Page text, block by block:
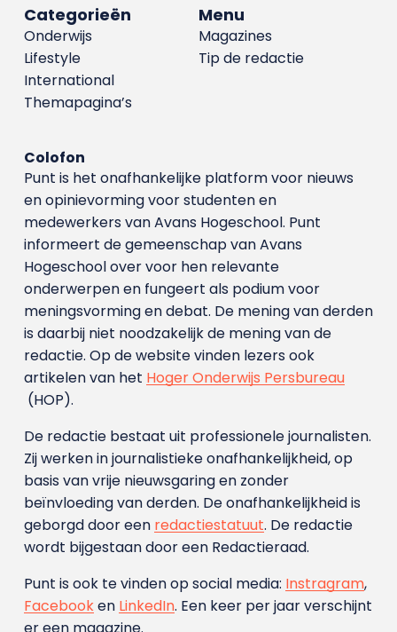
Menu
Magazines
Tip de redactie
Categorieën
Onderwijs
Lifestyle
International
Themapagina’s
Colofon
Punt is het onafhankelijke platform voor nieuws
en opinievorming voor studenten en
medewerkers van Avans Hoge­school. Punt
informeert de gemeenschap van Avans
Hogeschool over voor hen relevante
onderwerpen en fungeert als podium voor
meningsvorming en debat. De mening van derden
is daarbij niet noodzakelijk de mening van de
redactie. Op de website vinden lezers ook
artikelen van het Hoger Onderwijs Persbureau
(HOP).
De redactie bestaat uit professionele journalisten.
Zij werken in journalistieke onafhankelijkheid, op
basis van vrije nieuwsgaring en zonder
beïnvloeding van derden. De onafhankelijkheid is
geborgd door een redactiestatuut. De redactie
wordt bijgestaan door een Redactieraad.
Punt is ook te vinden op social media: Instragram,
Facebooken LinkedIn. Een keer per jaar verschijnt
er een magazine.